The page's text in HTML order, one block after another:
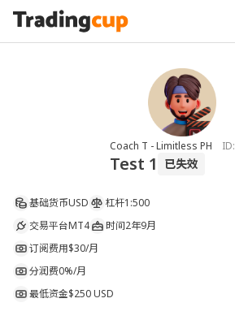
Coach T - Limitless PH ID:
Test 1 已失效
基础货币USD 杠杆1:500
交易平台MT4 时间2年9月
订阅费用$30/月
分润费0%/月
最低资金$250 USD